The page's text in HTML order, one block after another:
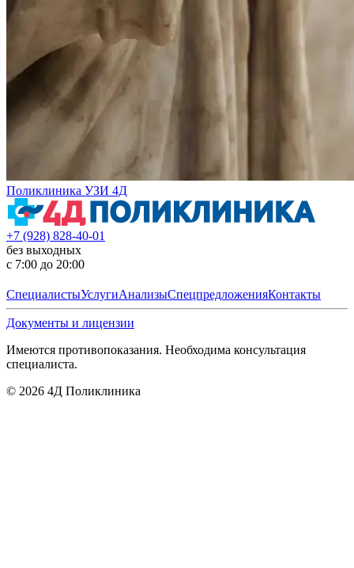
Поликлиника УЗИ 4Д
+7 (928) 828-40-01
без выходных
с 7:00 до 20:00
СпециалистыУслугиАнализыСпецпредложенияКонтакты
Документы и лицензии
Имеются противопоказания. Необходима консультация
специалиста.
© 2026 4Д Поликлиника